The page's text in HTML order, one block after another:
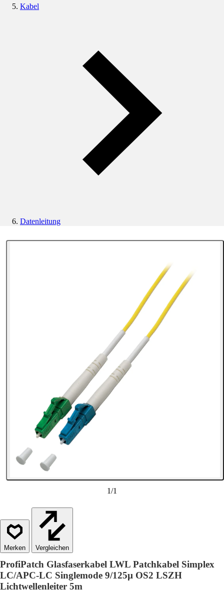
Kabel
Datenleitung
1/1
Vergleichen
ProfiPatch Glasfaserkabel LWL Patchkabel Simplex
LC/APC-LC Singlemode 9/125µ OS2 LSZH
Lichtwellenleiter 5m